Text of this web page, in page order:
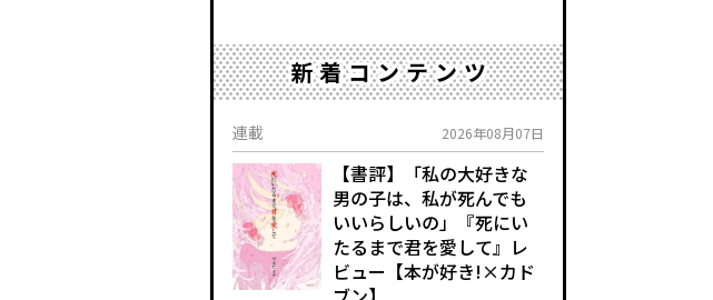
新着コンテンツ
連載 2026年08月07日
【書評】「私の大好きな
男の子は、私が死んでも
いいらしいの」――『死にい
たるまで君を愛して』レ
ビュー【本が好き!×カド